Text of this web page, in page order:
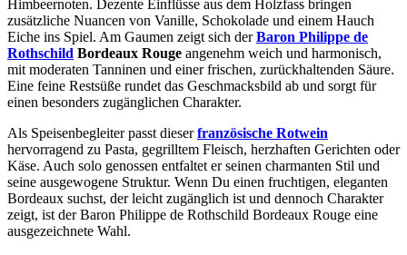
Himbeernoten. Dezente Einflüsse aus dem Holzfass bringen
zusätzliche Nuancen von Vanille, Schokolade und einem Hauch
Eiche ins Spiel. Am Gaumen zeigt sich derBaron Philippe de
Rothschild Bordeaux Rouge angenehm weich und harmonisch,
mit moderaten Tanninen und einer frischen, zurückhaltenden Säure.
Eine feine Restsüße rundet das Geschmacksbild ab und sorgt für
einen besonders zugänglichen Charakter.
Als Speisenbegleiter passt dieserfranzösische Rotwein
hervorragend zu Pasta, gegrilltem Fleisch, herzhaften Gerichten oder
Käse. Auch solo genossen entfaltet er seinen charmanten Stil und
seine ausgewogene Struktur. Wenn Du einen fruchtigen, eleganten
Bordeaux suchst, der leicht zugänglich ist und dennoch Charakter
zeigt, ist der Baron Philippe de Rothschild Bordeaux Rouge eine
ausgezeichnete Wahl.